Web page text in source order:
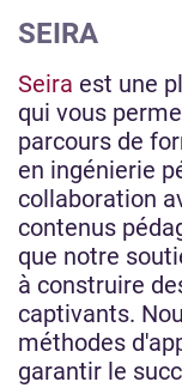
SEIRA
Seira est une
qui vous
parcours de
en ingénierie
collaboration
contenus
que notre
à construire
captivants.
méthodes
garantir le